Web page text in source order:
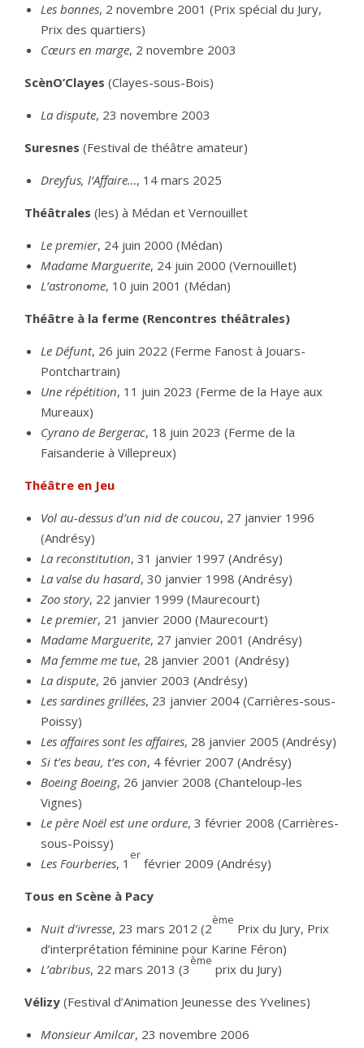
Les bonnes, 2 novembre 2001 (Prix spécial du Jury,
Prix des quartiers)
Cœurs en marge, 2 novembre 2003
ScènO’Clayes (Clayes-sous-Bois)
La dispute, 23 novembre 2003
Suresnes (Festival de théâtre amateur)
Dreyfus, l’Affaire…, 14 mars 2025
Théâtrales (les) à Médan et Vernouillet
Le premier, 24 juin 2000 (Médan)
Madame Marguerite, 24 juin 2000 (Vernouillet)
L’astronome, 10 juin 2001 (Médan)
Théâtre à la ferme (Rencontres théâtrales)
Le Défunt, 26 juin 2022 (Ferme Fanost à Jouars-
Pontchartrain)
Une répétition, 11 juin 2023 (Ferme de la Haye aux
Mureaux)
Cyrano de Bergerac, 18 juin 2023 (Ferme de la
Faisanderie à Villepreux)
Théâtre en Jeu
Vol au-dessus d’un nid de coucou, 27 janvier 1996
(Andrésy)
La reconstitution, 31 janvier 1997 (Andrésy)
La valse du hasard, 30 janvier 1998 (Andrésy)
Zoo story, 22 janvier 1999 (Maurecourt)
Le premier, 21 janvier 2000 (Maurecourt)
Madame Marguerite, 27 janvier 2001 (Andrésy)
Ma femme me tue, 28 janvier 2001 (Andrésy)
La dispute, 26 janvier 2003 (Andrésy)
Les sardines grillées, 23 janvier 2004 (Carrières-sous-
Poissy)
Les affaires sont les affaires, 28 janvier 2005 (Andrésy)
Si t’es beau, t’es con, 4 février 2007 (Andrésy)
Boeing Boeing, 26 janvier 2008 (Chanteloup-les
Vignes)
Le père Noël est une ordure, 3 février 2008 (Carrières-
sous-Poissy)
Les Fourberies, 1
er
février 2009 (Andrésy)
Tous en Scène à Pacy
Nuit d’ivresse, 23 mars 2012 (2
ème
Prix du Jury, Prix
d’interprétation féminine pour Karine Féron)
L’abribus, 22 mars 2013 (3
ème
prix du Jury)
Vélizy (Festival d’Animation Jeunesse des Yvelines)
Monsieur Amilcar, 23 novembre 2006